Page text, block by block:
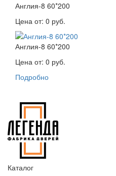
Англия-8 60*200
Цена от: 0 руб.
Англия-8 60*200
Цена от: 0 руб.
Подробно
Каталог